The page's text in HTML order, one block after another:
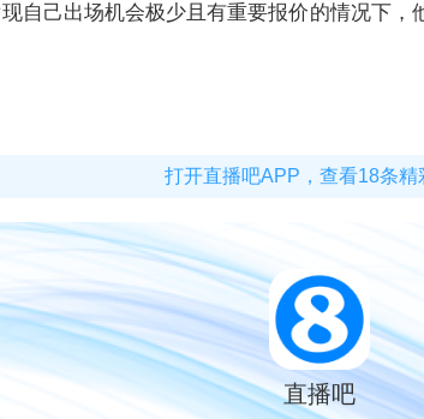
自己出场机会极少且有重要报价的情况下
打开直播吧APP，查看18条精
直播吧